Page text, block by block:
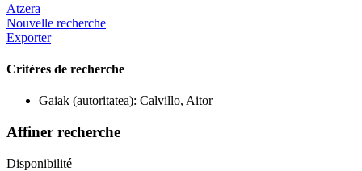
Atzera
Nouvelle recherche
Exporter
Critères de recherche
Gaiak (autoritatea): Calvillo, Aitor
Affiner recherche
Disponibilité